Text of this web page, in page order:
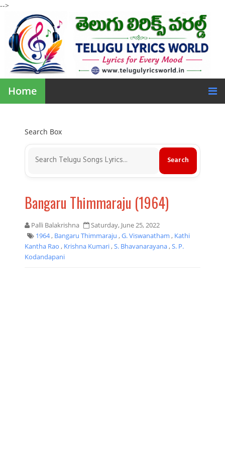
-->
Home
Search Box
Bangaru Thimmaraju (1964)
Palli Balakrishna
Saturday, June 25, 2022
1964, Bangaru Thimmaraju ,G. Viswanatham , Kathi
Kantha Rao , Krishna Kumari,S. Bhavanarayana,S. P.
Kodandapani